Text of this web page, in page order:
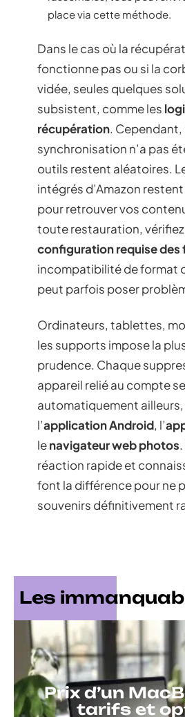
place via cette méthode.
Dans le cas où la
fonctionne pas ou si la
vidée, seules quelques
subsistent, comme les
récupération. Cependant,
synchronisation n’a pas
outils restent aléatoires.
intégrés d’Amazon
pour retrouver vos
toute restauration,
configuration requise des
incompatibilité de format
peut parfois poser
Ordinateurs, tablettes,
les supports impose la
prudence. Chaque
appareil relié au compte
automatiquement
l’application Android, l’
lenavigateur web photos
réaction rapide et
font la différence pour ne
souvenirs définitivement
Les
Prix d’un
tarifs et